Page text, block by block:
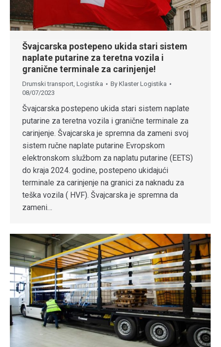
Švajcarska postepeno ukida stari sistem
naplate putarine za teretna vozila i
granične terminale za carinjenje!
Drumski transport, Logistika By Klaster Logistika
08/07/2023
Švajcarska postepeno ukida stari sistem naplate
putarine za teretna vozila i granične terminale za
carinjenje. Švajcarska je spremna da zameni svoj
sistem ručne naplate putarine Evropskom
elektronskom službom za naplatu putarine (EETS)
do kraja 2024. godine, postepeno ukidajući
terminale za carinjenje na granici za naknadu za
teška vozila ( HVF). Švajcarska je spremna da
zameni…